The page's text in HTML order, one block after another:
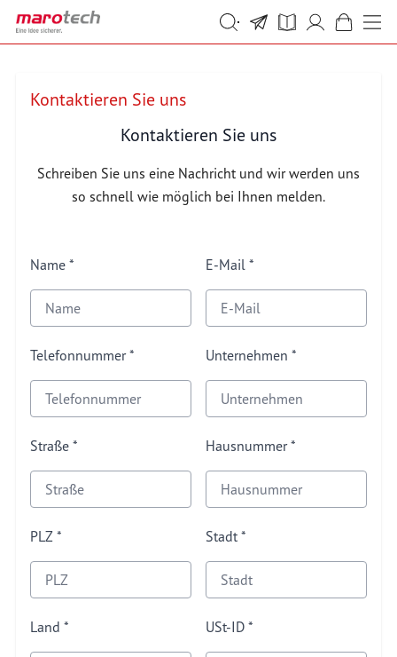
Skip to Content
Suche
Suche
Kontaktieren Sie uns
Kontaktieren Sie uns
Schreiben Sie uns eine Nachricht und wir werden uns
so schnell wie möglich bei Ihnen melden.
Name E-Mail
Telefonnummer Unternehmen
Straße Hausnummer
PLZ Stadt
Land USt-ID